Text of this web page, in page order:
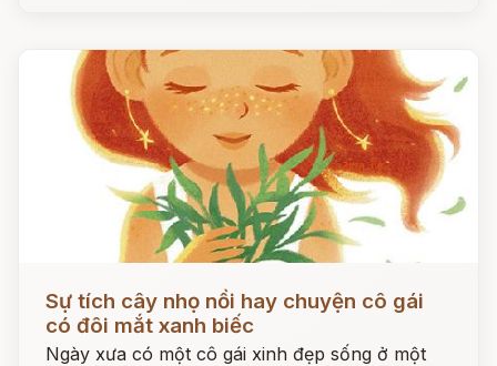
Sự tích cây nhọ nồi hay chuyện cô gái
có đôi mắt xanh biếc
Ngày xưa có một cô gái xinh đẹp sống ở một